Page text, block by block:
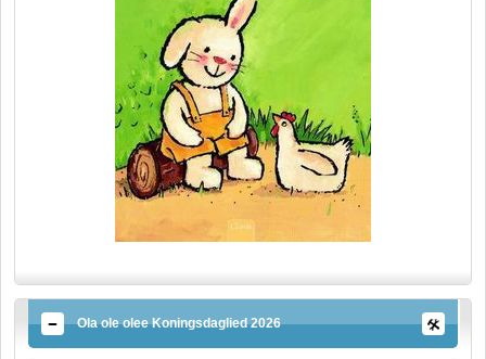
Ola ole olee Koningsdaglied 2026